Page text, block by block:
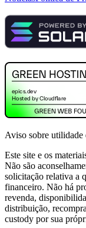
Aviso sobre utilidade
Este site e os
Não são
solicitação relativa a
financeiro. Não há
revenda,
distribuição,
custody por sua